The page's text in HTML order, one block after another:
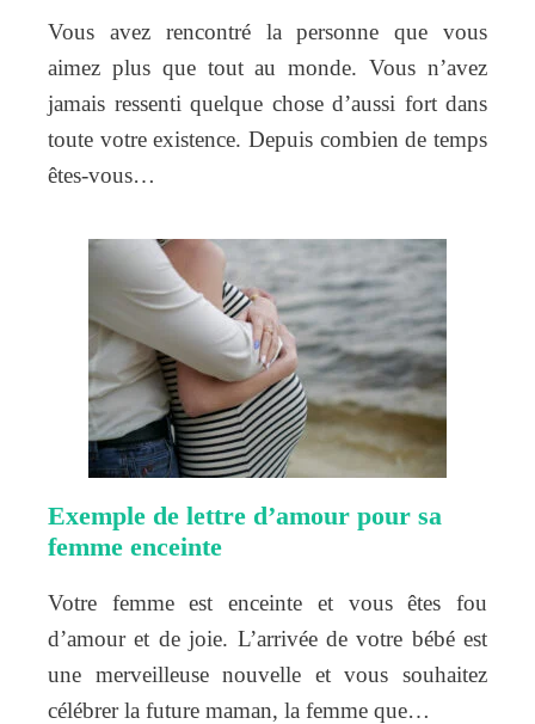
Vous avez rencontré la personne que vous
aimez plus que tout au monde. Vous n’avez
jamais ressenti quelque chose d’aussi fort dans
toute votre existence. Depuis combien de temps
êtes-vous…
Exemple de lettre d’amour pour sa
femme enceinte
Votre femme est enceinte et vous êtes fou
d’amour et de joie. L’arrivée de votre bébé est
une merveilleuse nouvelle et vous souhaitez
célébrer la future maman, la femme que…